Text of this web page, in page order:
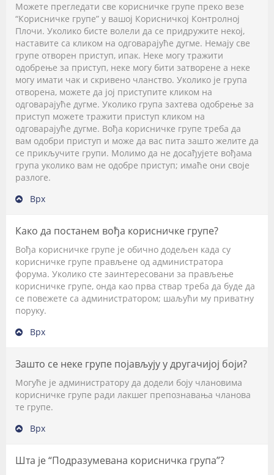
Можете прегледати све корисничке групе преко везе
“Корисничке групе” у вашој Корисничкој Контролној
Плочи. Уколико бисте волели да се придружите некој,
наставите са кликом на одговарајуће дугме. Немају све
групе отворен приступ, ипак. Неке могу тражити
одобрење за приступ, неке могу бити затворене а неке
могу имати чак и скривено чланство. Уколико је група
отворена, можете да јој приступите кликом на
одговарајуће дугме. Уколико група захтева одобрење за
приступ можете тражити приступ кликом на
одговарајуће дугме. Вођа корисничке групе треба да
вам одобри приступ и може да вас пита зашто желите да
се прикључите групи. Молимо да не досађујете вођама
група уколико вам не одобре приступ; имаће они своје
разлоге.
Врх
Како да постанем вођа корисничке групе?
Вођа корисничке групе је обично додељен када су
корисничке групе прављене од администратора
форума. Уколико сте заинтересовани за прављење
корисничке групе, онда као прва ствар треба да буде да
се повежете са администратором; шаљући му приватну
поруку.
Врх
Зашто се неке групе појављују у другачијој боји?
Могуће је администратору да додели боју члановима
корисничке групе ради лакшег препознавања чланова
те групе.
Врх
Шта је “Подразумевана корисничка група”?